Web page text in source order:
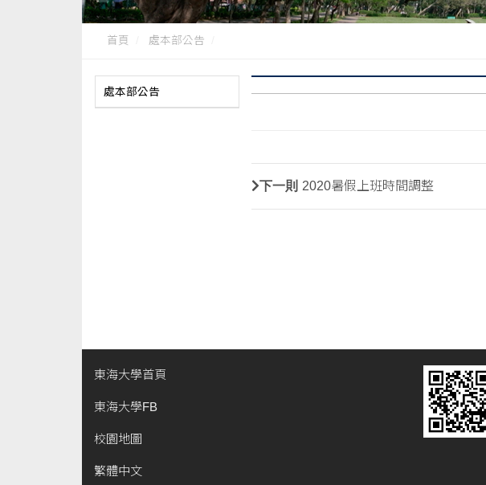
首頁 處本部公告
處本部公告
下一則 2020暑假上班時間調整
東海大學首頁
東海大學FB
校園地圖
繁體中文